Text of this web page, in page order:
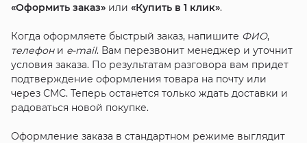
«Оформить заказ»или «Купить в 1 клик».
Когда оформляете быстрый заказ, напишите ФИО,
телефони e-mail. Вам перезвонит менеджер и уточнит
условия заказа. По результатам разговора вам придет
подтверждение оформления товара на почту или
через СМС. Теперь останется только ждать доставки и
радоваться новой покупке.
Оформление заказа в стандартном режиме выглядит